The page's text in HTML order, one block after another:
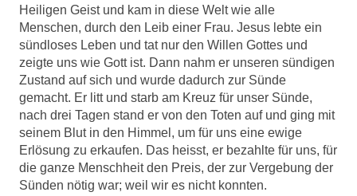
Heiligen Geist und kam in diese Welt wie alle
Menschen, durch den Leib einer Frau. Jesus lebte ein
sündloses Leben und tat nur den Willen Gottes und
zeigte uns wie Gott ist. Dann nahm er unseren sündigen
Zustand auf sich und wurde dadurch zur Sünde
gemacht. Er litt und starb am Kreuz für unser Sünde,
nach drei Tagen stand er von den Toten auf und ging mit
seinem Blut in den Himmel, um für uns eine ewige
Erlösung zu erkaufen. Das heisst, er bezahlte für uns, für
die ganze Menschheit den Preis, der zur Vergebung der
Sünden nötig war; weil wir es nicht konnten.